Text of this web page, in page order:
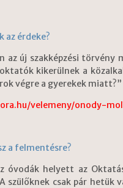
az érdeke?
az új szakképzési
kikerülnek a
végre a gyerekek
velemeny/onody-
a felmentésre?
óvodák helyett az
szülőknek csak pár